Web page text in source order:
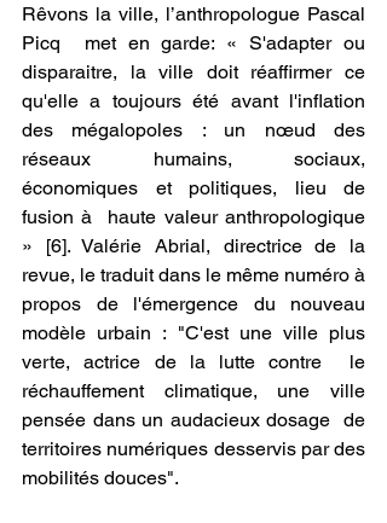
Rêvons la ville, l’anthropologue Pascal
Picq  met en garde: « S'adapter ou
disparaitre, la ville doit réaffirmer ce
qu'elle a toujours été avant l'inflation
des mégalopoles : un nœud des
réseaux humains, sociaux,
économiques et politiques, lieu de
fusion à  haute valeur anthropologique
» [6]. Valérie Abrial, directrice de la
revue, le traduit dans le même numéro à
propos de l'émergence du nouveau
modèle urbain : "C'est une ville plus
verte, actrice de la lutte contre  le
réchauffement climatique, une ville
pensée dans un audacieux dosage  de
territoires numériques desservis par des
mobilités douces".